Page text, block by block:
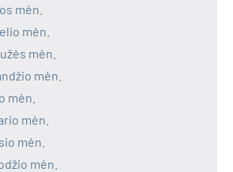
mėn.
mėn.
mėn.
mėn.
mėn.
mėn.
mėn.
mėn.